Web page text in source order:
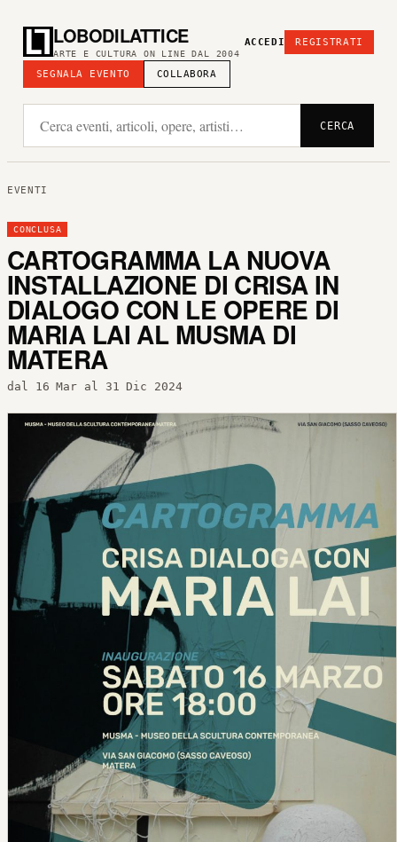
LOBODILATTICE
ARTE E CULTURA ON LINE DAL 2004
SEGNALA EVENTO COLLABORA
ACCEDI REGISTRATI
CERCA
EVENTI
CONCLUSA
CARTOGRAMMA LA NUOVA
INSTALLAZIONE DI CRISA IN
DIALOGO CON LE OPERE DI
MARIA LAI AL MUSMA DI
MATERA
dal 16 Mar al 31 Dic 2024